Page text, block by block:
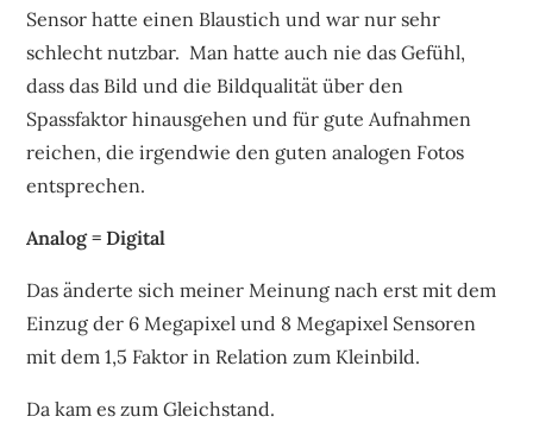
Sensor hatte einen Blaustich und war nur sehr
schlecht nutzbar. Man hatte auch nie das Gefühl,
dass das Bild und die Bildqualität über den
Spassfaktor hinausgehen und für gute Aufnahmen
reichen, die irgendwie den guten analogen Fotos
entsprechen.
Analog = Digital
Das änderte sich meiner Meinung nach erst mit dem
Einzug der 6 Megapixel und 8 Megapixel Sensoren
mit dem 1,5 Faktor in Relation zum Kleinbild.
Da kam es zum Gleichstand.